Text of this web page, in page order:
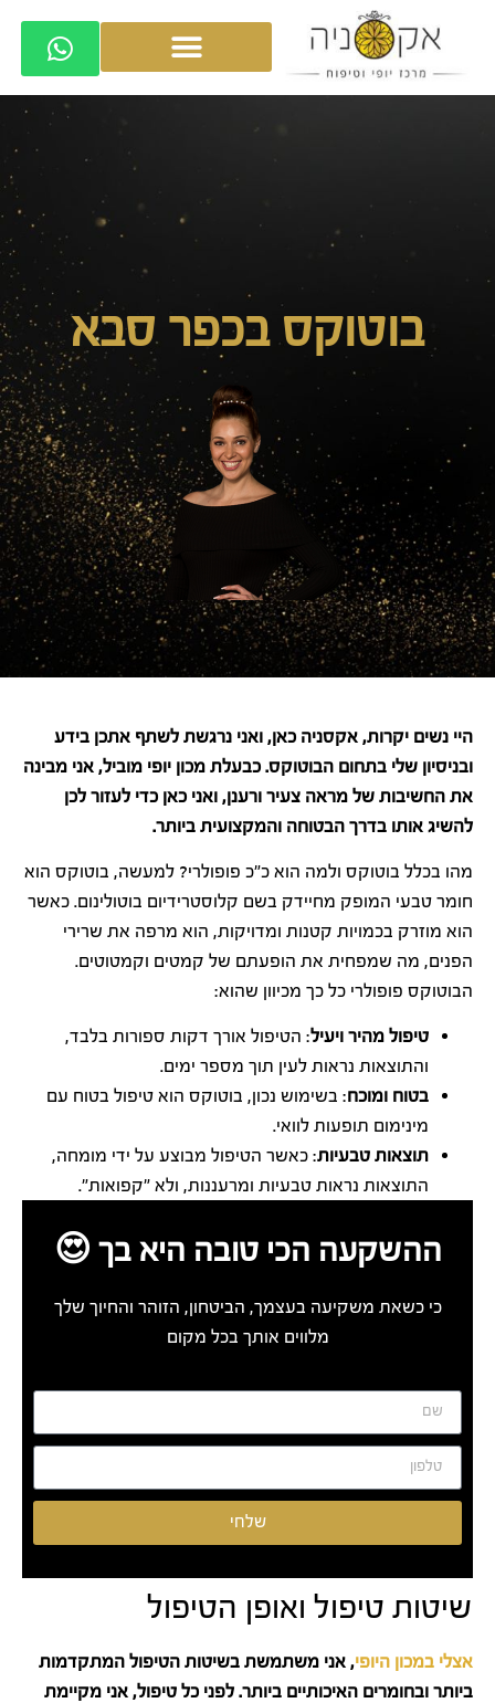
בוטוקס בכפר סבא
היי נשים יקרות, אקסניה כאן, ואני נרגשת לשתף אתכן בידע
ובניסיון שלי בתחום הבוטוקס. כבעלת מכון יופי מוביל, אני מבינה
את החשיבות של מראה צעיר ורענן, ואני כאן כדי לעזור לכן
להשיג אותו בדרך הבטוחה והמקצועית ביותר.
מהו בכלל בוטוקס ולמה הוא כ״כ פופולרי? למעשה, בוטוקס הוא
חומר טבעי המופק מחיידק בשם קלוסטרידיום בוטולינום. כאשר
הוא מוזרק בכמויות קטנות ומדויקות, הוא מרפה את שרירי
הפנים, מה שמפחית את הופעתם של קמטים וקמטוטים.
הבוטוקס פופולרי כל כך מכיוון שהוא:
טיפול מהיר ויעיל: הטיפול אורך דקות ספורות בלבד,
והתוצאות נראות לעין תוך מספר ימים.
בטוח ומוכח: בשימוש נכון, בוטוקס הוא טיפול בטוח עם
מינימום תופעות לוואי.
תוצאות טבעיות: כאשר הטיפול מבוצע על ידי מומחה,
התוצאות נראות טבעיות ומרעננות, ולא "קפואות".
ההשקעה הכי טובה היא בך 😍
כי כשאת משקיעה בעצמך, הביטחון, הזוהר והחיוך שלך
מלווים אותך בכל מקום
שלחי
שיטות טיפול ואופן הטיפול
אצלי במכון היופי, אני משתמשת בשיטות הטיפול המתקדמות
ביותר ובחומרים האיכותיים ביותר. לפני כל טיפול, אני מקיימת